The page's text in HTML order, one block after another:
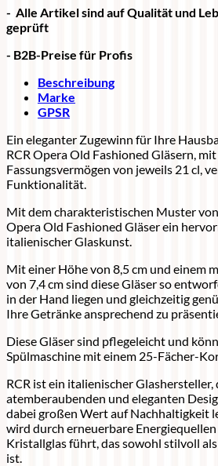
- Alle Artikel sind auf Qualität und
geprüft
- B2B-Preise für Profis
Beschreibung
Marke
GPSR
Ein eleganter Zugewinn für Ihre
RCR Opera Old Fashioned Gläsern,
Fassungsvermögen von jeweils 21 cl,
Funktionalität.
Mit dem charakteristischen Muster
Opera Old Fashioned Gläser ein
italienischer Glaskunst.
Mit einer Höhe von 8,5 cm und einem
von 7,4 cm sind diese Gläser so
in der Hand liegen und gleichzeitig
Ihre Getränke ansprechend zu
Diese Gläser sind pflegeleicht und
Spülmaschine mit einem 25-Fächer-
RCR ist ein italienischer Glashersteller,
atemberaubenden und eleganten
dabei großen Wert auf Nachhaltigkeit
wird durch erneuerbare
Kristallglas führt, das sowohl stilvoll
ist.